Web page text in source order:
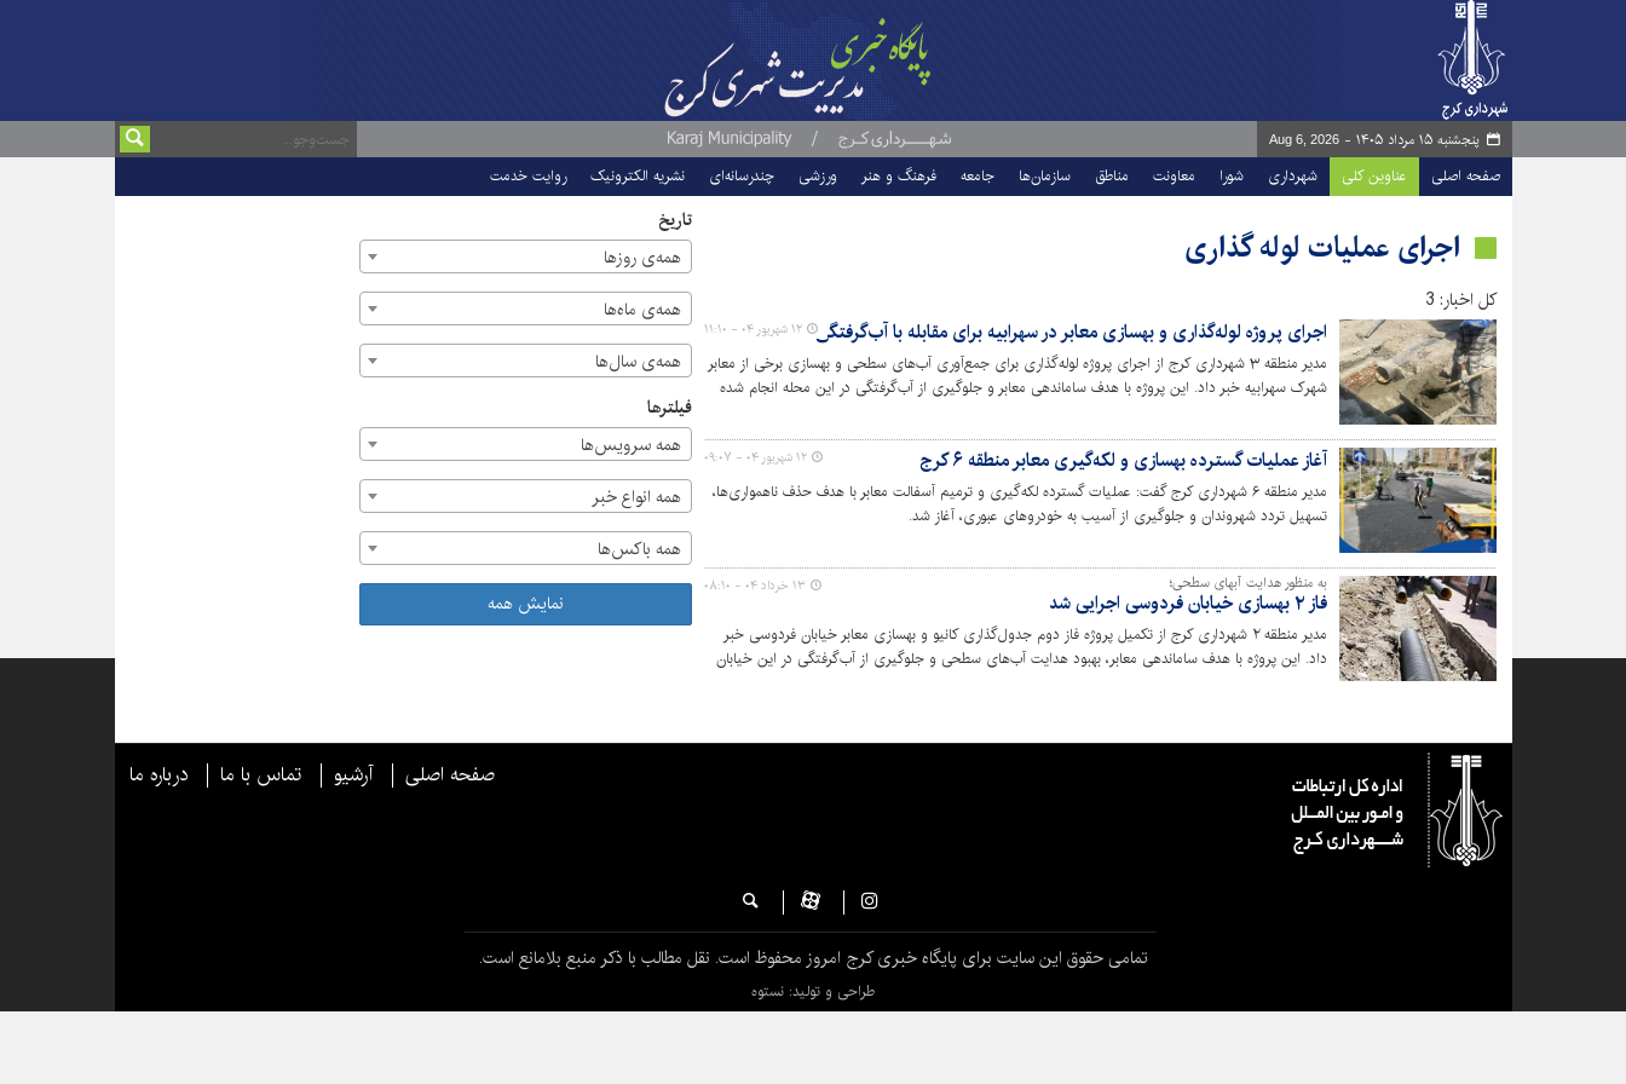
پنجشنبه ۱۵ مرداد ۱۴۰۵ - Aug 6, 2026
صفحه اصلی عناوین کلی شهرداری شورا معاونت مناطق سازمان‌ها جامعه فرهنگ و هنر ورزشی چندرسانه‌ای نشریه الکترونیک روایت خدمت
اجرای عملیات لوله گذاری
کل اخبار: 3
اجرای پروژه لوله‌گذاری و بهسازی معابر در سهرابیه برای مقابله با آب‌گرفتگی
مدیر منطقه ۳ شهرداری کرج از اجرای پروژه لوله‌گذاری برای جمع‌آوری آب‌های سطحی و بهسازی برخی از معابر
شهرک سهرابیه خبر داد. این پروژه با هدف ساماندهی معابر و جلوگیری از آب‌گرفتگی در این محله انجام شده
۱۲ شهریور ۰۴ - ۱۱:۱۰
آغاز عملیات گسترده بهسازی و لکه‌گیری معابر منطقه ۶ کرج
مدیر منطقه ۶ شهرداری کرج گفت:‌ عملیات گسترده لکه‌گیری و ترمیم آسفالت معابر با هدف حذف ناهمواری‌ها،
تسهیل تردد شهروندان و جلوگیری از آسیب به خودروهای عبوری، آغاز شد.
۱۲ شهریور ۰۴ - ۰۹:۰۷
به منظور هدایت آبهای سطحی؛
فاز ۲ بهسازی خیابان فردوسی اجرایی شد
مدیر منطقه ۲ شهرداری کرج از تکمیل پروژه فاز دوم جدول‌گذاری کانیو و بهسازی معابر خیابان فردوسی خبر
داد. این پروژه با هدف ساماندهی معابر، بهبود هدایت آب‌های سطحی و جلوگیری از آب‌گرفتگی در این خیابان
۱۳ خرداد ۰۴ - ۰۸:۱۰
تاریخ
همه‌ی روزها
همه‌ی ماه‌ها
همه‌ی سال‌ها
فیلترها
همه سرویس‌ها
همه انواع خبر
همه باکس‌ها
نمایش همه
صفحه اصلی آرشیو تماس با ما درباره ما
تمامی حقوق این سایت برای پایگاه خبری کرج امروز محفوظ است. نقل مطالب با ذکر منبع بلامانع است.
طراحی و تولید: نستوه